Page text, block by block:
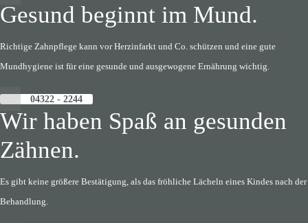
Gesund beginnt im Mund.
Richtige Zahnpflege kann vor Herzinfarkt und Co. schützen und eine gute
Mundhygiene ist für eine gesunde und ausgewogene Ernährung wichtig.
04322 - 2244
Wir haben Spaß an gesunden
Zähnen.
Es gibt keine größere Bestätigung, als das fröhliche Lächeln eines Kindes nach der
Behandlung.